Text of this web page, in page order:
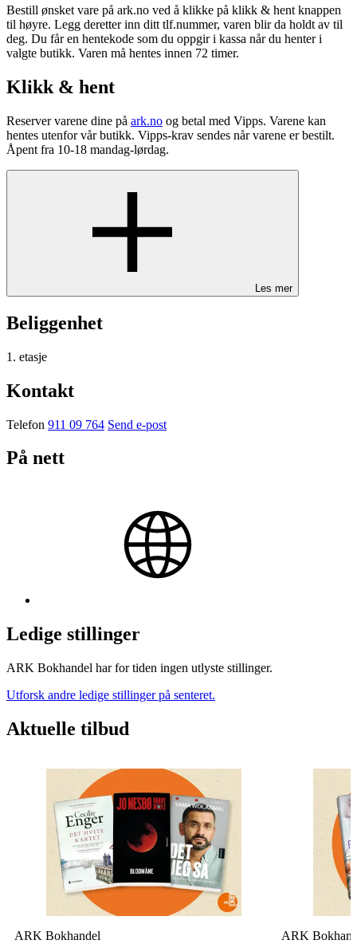
Bestill ønsket vare på ark.no ved å klikke på klikk & hent knappen
til høyre. Legg deretter inn ditt tlf.nummer, varen blir da holdt av til
deg. Du får en hentekode som du oppgir i kassa når du henter i
valgte butikk. Varen må hentes innen 72 timer.
Klikk & hent
Reserver varene dine på ark.no og betal med Vipps. Varene kan
hentes utenfor vår butikk. Vipps-krav sendes når varene er bestilt.
Åpent fra 10-18 mandag-lørdag.
Les mer
Beliggenhet
1. etasje
Kontakt
Telefon 911 09 764 Send e-post
På nett
Ledige stillinger
ARK Bokhandel har for tiden ingen utlyste stillinger.
Utforsk andre ledige stillinger på senteret.
Aktuelle tilbud
ARK Bokhandel ARK